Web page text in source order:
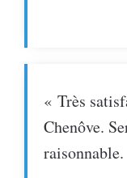
« Très
Chenôve.